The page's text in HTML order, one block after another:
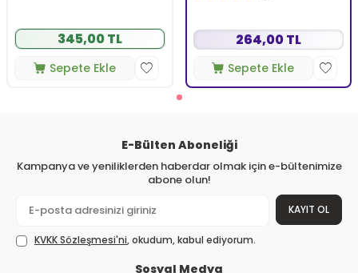
345,00 TL
Sepete Ekle
264,00 TL
Sepete Ekle
E-Bülten Aboneliği
Kampanya ve yeniliklerden haberdar olmak için e-bültenimize
abone olun!
KAYIT OL
KVKK Sözleşmesi'ni, okudum, kabul ediyorum.
Sosyal Medya